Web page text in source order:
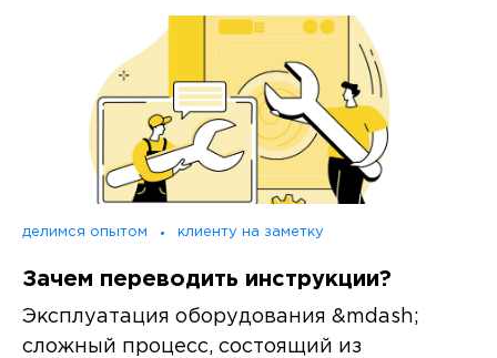
делимся опытом клиенту на заметку
Зачем переводить инструкции?
Эксплуатация оборудования &mdash;
сложный процесс, состоящий из